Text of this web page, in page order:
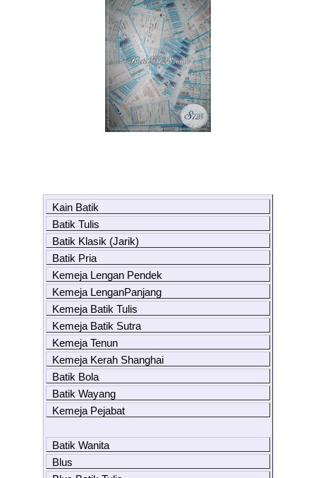
Kain Batik
Batik Tulis
Batik Klasik (Jarik)
Batik Pria
Kemeja Lengan Pendek
Kemeja LenganPanjang
Kemeja Batik Tulis
Kemeja Batik Sutra
Kemeja Tenun
Kemeja Kerah Shanghai
Batik Bola
Batik Wayang
Kemeja Pejabat
Batik Wanita
Blus